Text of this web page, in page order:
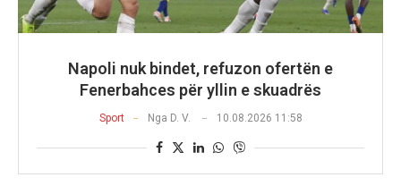
Napoli nuk bindet, refuzon ofertën e
Fenerbahces për yllin e skuadrës
Sport Nga D. V. 10.08.2026 11:58